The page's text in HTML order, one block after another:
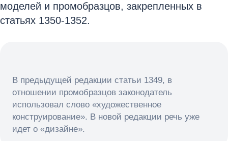
моделей и промобразцов, закрепленных в
статьях 1350-1352.
В предыдущей редакции статьи 1349, в
отношении промобразцов законодатель
использовал слово «художественное
конструирование». В новой редакции речь уже
идет о «дизайне».